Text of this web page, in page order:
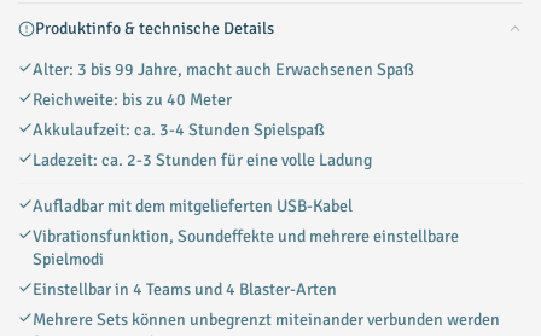
Produktinfo & technische Details
Alter: 3 bis 99 Jahre, macht auch Erwachsenen Spaß
Reichweite: bis zu 40 Meter
Akkulaufzeit: ca. 3-4 Stunden Spielspaß
Ladezeit: ca. 2-3 Stunden für eine volle Ladung
Aufladbar mit dem mitgelieferten USB-Kabel
Vibrationsfunktion, Soundeffekte und mehrere einstellbare
Spielmodi
Einstellbar in 4 Teams und 4 Blaster-Arten
Mehrere Sets können unbegrenzt miteinander verbunden werden